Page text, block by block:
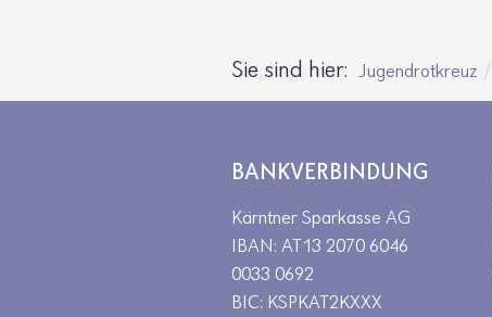
Sie sind hier: Jugendrotkreuz
BANKVERBINDUNG
Kärntner Sparkasse AG
IBAN: AT13 2070 6046
0033 0692
BIC: KSPKAT2KXXX